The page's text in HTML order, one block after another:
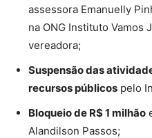
assessora Emanuelly
na ONG Instituto Vamos
vereadora;
Suspensão das
recursos públicos pelo
Bloqueio de R$ 1 milhão
Alandilson Passos;